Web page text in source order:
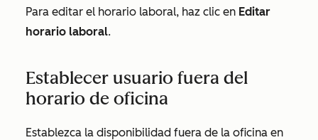
Para editar el horario laboral, haz clic en Editar
horario laboral.
Establecer usuario fuera del
horario de oficina
Establezca la disponibilidad fuera de la oficina en